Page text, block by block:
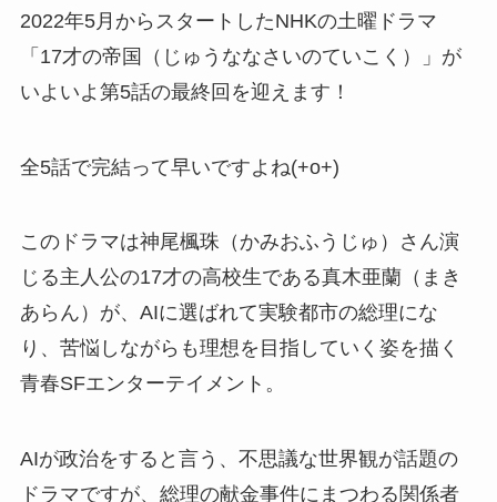
2022年5月からスタートしたNHKの土曜ドラマ
「17才の帝国（じゅうななさいのていこく）」が
いよいよ第5話の最終回を迎えます！
全5話で完結って早いですよね(+o+)
このドラマは神尾楓珠（かみおふうじゅ）さん演
じる主人公の17才の高校生である真木亜蘭（まき
あらん） が、AIに選ばれて実験都市の総理にな
り、苦悩しながらも理想を目指していく姿を描く
青春SFエンターテイメント。
AIが政治をすると言う、不思議な世界観が話題の
ドラマですが、総理の献金事件にまつわる関係者